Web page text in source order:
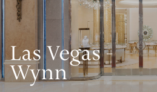
Las Vegas -
Wynn